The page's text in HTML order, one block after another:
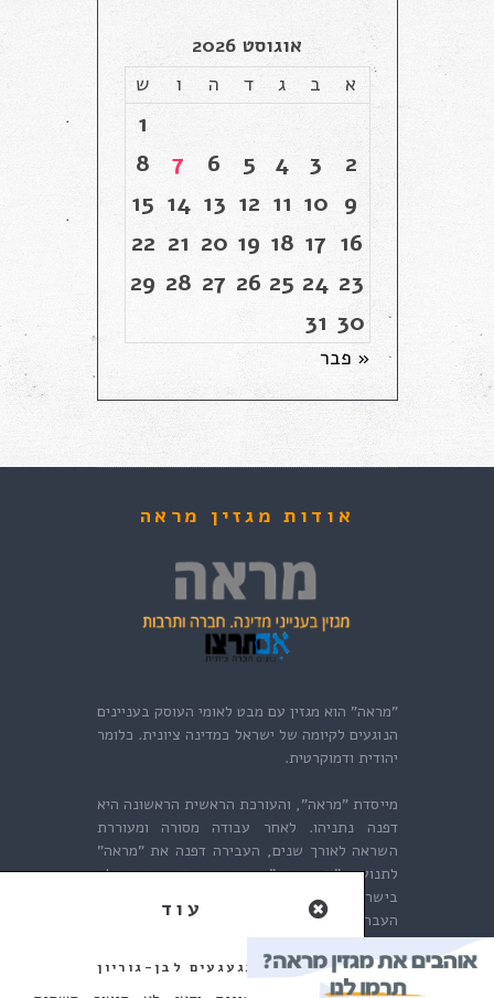
אוגוסט 2026
א
ב ג ד ה ו ש
1
2
3
4
5
6
7
8
9
10
11
12
13
14
15
16
17
18
19
20
21
22
23
24
25
26
27
28
29
30
31
« פבר
מתגעגעים לבן-גוריון
אודות מגזין מראה
"מראה" הוא מגזין עם מבט לאומי העוסק בעניינים
הנוגעים לקיומה של ישראל כמדינה ציונית. כלומר
יהודית ודמוקרטית.
מייסדת "מראה", והעורכת הראשית הראשונה היא
דפנה נתניהו. לאחר עבודה מסורה ומעוררת
השראה לאורך שנים, העבירה דפנה את "מראה"
לתנועת "אם תרצו", התנועה הציונית הגדולה
בישראל. אנו מודים לדפנה היקרה על האמון ועל
העברת הלפיד אלינו.
צור קשר